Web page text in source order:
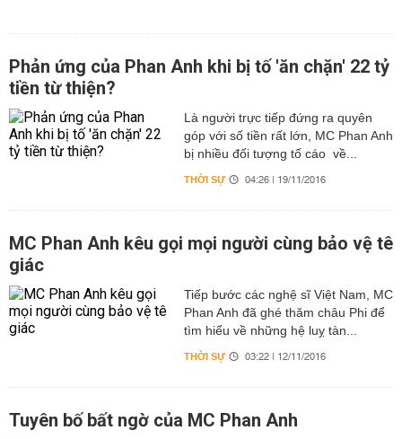
Phản ứng của Phan Anh khi bị tố 'ăn chặn' 22 tỷ
tiền từ thiện?
Là người trực tiếp đứng ra quyên
góp với số tiền rất lớn, MC Phan Anh
bị nhiều đối tượng tố cáo về...
THỜI SỰ 04:26 | 19/11/2016
MC Phan Anh kêu gọi mọi người cùng bảo vệ tê
giác
Tiếp bước các nghệ sĩ Việt Nam, MC
Phan Anh đã ghé thăm châu Phi để
tìm hiểu về những hệ luỵ tàn...
THỜI SỰ 03:22 | 12/11/2016
Tuyên bố bất ngờ của MC Phan Anh